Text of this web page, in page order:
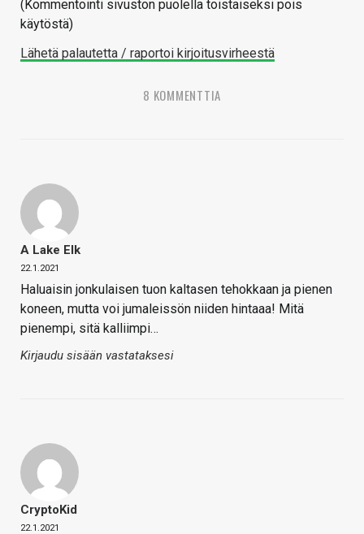
(Kommentointi sivuston puolella toistaiseksi pois
käytöstä)
Lähetä palautetta / raportoi kirjoitusvirheestä
8 KOMMENTTIA
A Lake Elk
22.1.2021
Haluaisin jonkulaisen tuon kaltasen tehokkaan ja pienen
koneen, mutta voi jumaleissön niiden hintaaa! Mitä
pienempi, sitä kalliimpi…
Kirjaudu sisään vastataksesi
CryptoKid
22.1.2021